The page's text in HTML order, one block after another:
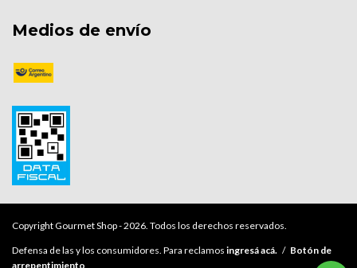
Medios de envío
Copyright Gourmet Shop - 2026. Todos los derechos reservados.
Defensa de las y los consumidores. Para reclamos ingresá acá. / Botón de
arrepentimiento